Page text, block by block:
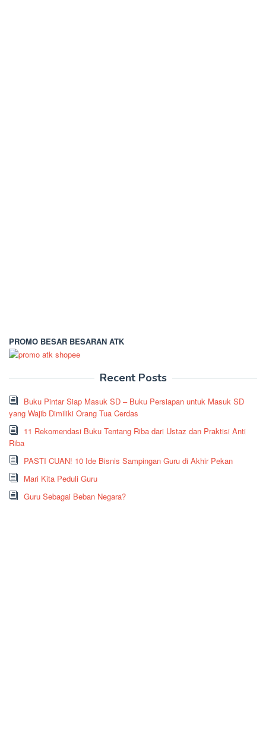
PROMO BESAR BESARAN ATK
Recent Posts
Buku Pintar Siap Masuk SD – Buku Persiapan untuk Masuk SD
yang Wajib Dimiliki Orang Tua Cerdas
11 Rekomendasi Buku Tentang Riba dari Ustaz dan Praktisi Anti
Riba
PASTI CUAN! 10 Ide Bisnis Sampingan Guru di Akhir Pekan
Mari Kita Peduli Guru
Guru Sebagai Beban Negara?